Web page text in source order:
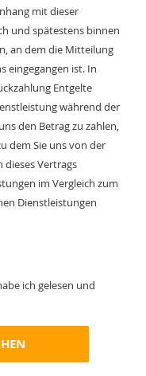
mit dieser
und spätestens binnen
an dem die Mitteilung
eingegangen ist. In
Entgelte
während der
den Betrag zu zahlen,
dem Sie uns von der
Vertrags
im Vergleich zum
Dienstleistungen
ich gelesen und